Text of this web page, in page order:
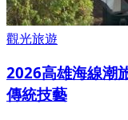
觀光旅遊
2026高雄海線潮
傳統技藝